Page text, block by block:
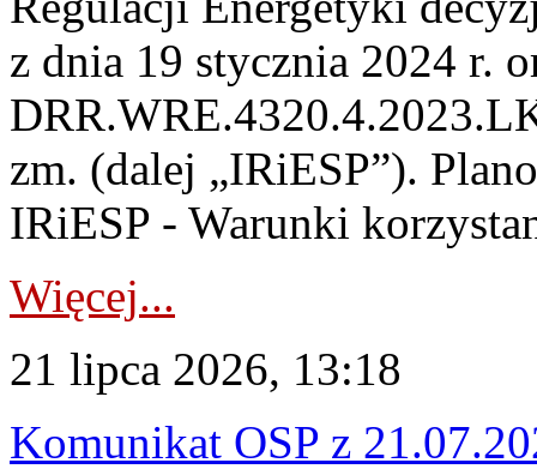
z dnia 19 stycznia 2024 r.
zm. (dalej „IRiESP”).
IRiESP - Warunki
Więcej...
21 lipca 2026, 13:18
Komunikat OSP z